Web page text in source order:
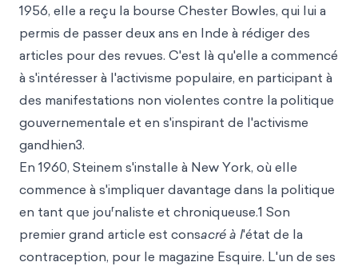
1956, elle a reçu la bourse Chester Bowles, qui lui a
permis de passer deux ans en Inde à rédiger des
articles pour des revues. C'est là qu'elle a commencé
à s'intéresser à l'activisme populaire, en participant à
des manifestations non violentes contre la politique
gouvernementale et en s'inspirant de l'activisme
gandhien3.
En 1960, Steinem s'installe à New York, où elle
commence à s'impliquer davantage dans la politique
en tant que journaliste et chroniqueuse.1 Son
premier grand article est consacré à l'état de la
contraception, pour le magazine Esquire. L'un de ses